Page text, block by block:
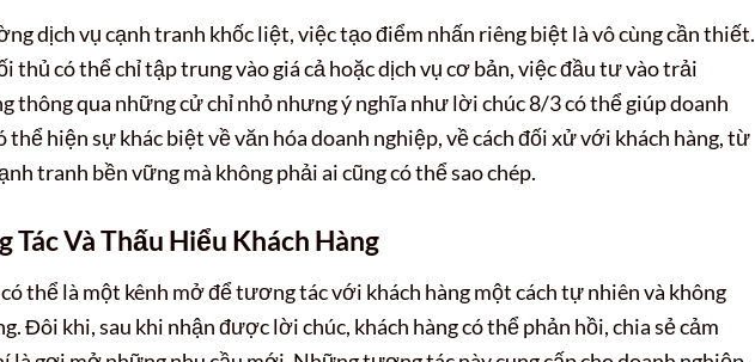
dịch vụ cạnh tranh khốc liệt, việc tạo điểm nhấn riêng biệt là vô cùng cần thiết.
thủ có thể chỉ tập trung vào giá cả hoặc dịch vụ cơ bản, việc đầu tư vào trải
thông qua những cử chỉ nhỏ nhưng ý nghĩa như lời chúc 8/3 có thể giúp doanh
thể hiện sự khác biệt về văn hóa doanh nghiệp, về cách đối xử với khách hàng, từ
tranh bền vững mà không phải ai cũng có thể sao chép.
Và Thấu Hiểu Khách Hàng
thể là một kênh mở để tương tác với khách hàng một cách tự nhiên và không
Đôi khi, sau khi nhận được lời chúc, khách hàng có thể phản hồi, chia sẻ cảm